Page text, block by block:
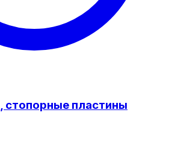
стопорные пластины